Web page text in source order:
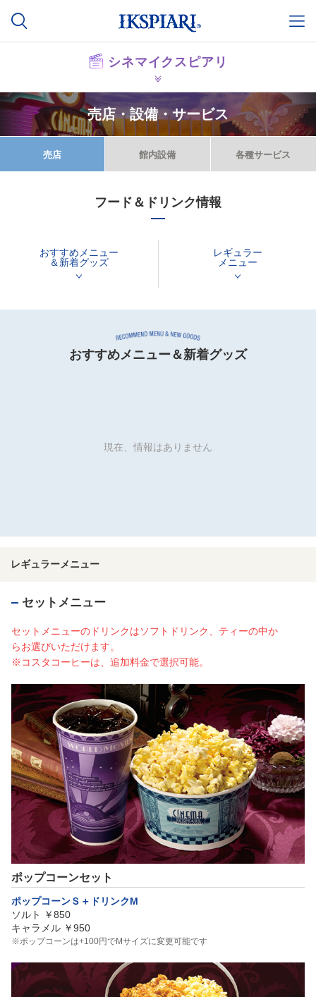
シネマイクスピアリ
売店・設備・サービス
売店 館内設備 各種サービス
フード＆ドリンク情報
おすすめメニュー
＆新着グッズ
レギュラー
メニュー
おすすめメニュー＆新着グッズ
現在、情報はありません
レギュラーメニュー
セットメニュー
セットメニューのドリンクはソフトドリンク、ティーの中か
らお選びいただけます。
※コスタコーヒーは、追加料金で選択可能。
ポップコーンセット
ポップコーンＳ＋ドリンクM
ソルト ￥850
キャラメル ￥950
※ポップコーンは+100円でMサイズに変更可能です